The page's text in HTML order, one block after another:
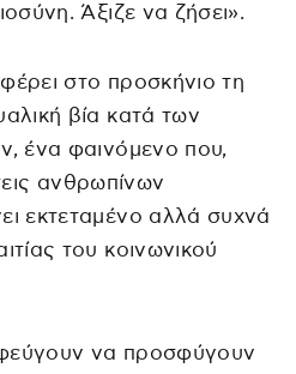
Άξιζε να ζήσει».
στο προσκήνιο τη
βία κατά των
ένα φαινόμενο που,
ανθρωπίνων
εκτεταμένο αλλά συχνά
του κοινωνικού
να προσφύγουν